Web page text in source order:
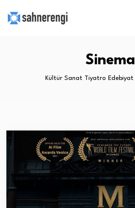
Sinema
Kültür Sanat Tiyatro Edebiyat